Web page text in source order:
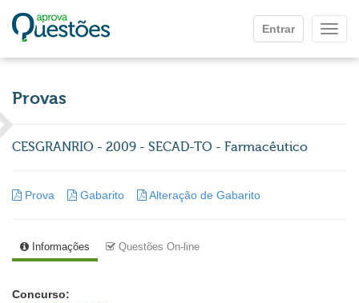
Entrar
Provas
CESGRANRIO - 2009 - SECAD-TO - Farmacêutico
Prova Gabarito Alteração de Gabarito
Informações Questões On-line
Concurso: